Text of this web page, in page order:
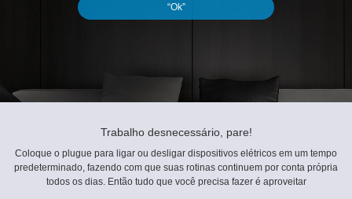
“Ok”
Trabalho desnecessário, pare!
Coloque o plugue para ligar ou desligar dispositivos elétricos em um tempo
predeterminado, fazendo com que suas rotinas continuem por conta própria
todos os dias. Então tudo que você precisa fazer é aproveitar